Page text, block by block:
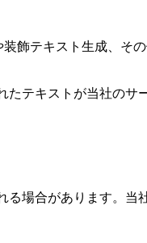
飾テキスト生成、
テキストが当社のサ
場合があります。